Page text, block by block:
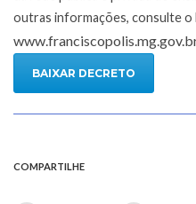
outras informações, consulte
BAIXAR DECRETO
COMPARTILHE